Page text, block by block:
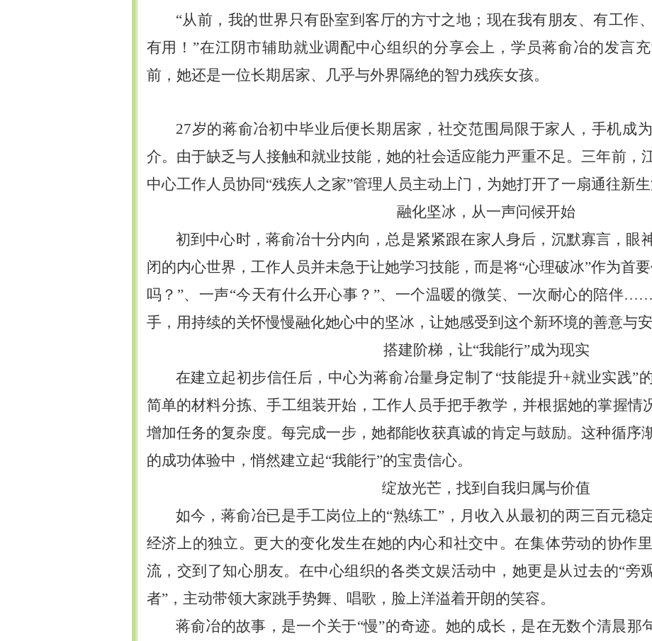
“从前，我的世界只有卧室到客厅的方寸之地；现在我有朋友、有工作
有用！”在江阴市辅助就业调配中心组织的分享会上，学员蒋俞冶的发言
前，她还是一位长期居家、几乎与外界隔绝的智力残疾女孩。
27岁的蒋俞冶初中毕业后便长期居家，社交范围局限于家人，手机成
介。由于缺乏与人接触和就业技能，她的社会适应能力严重不足。三年前，
中心工作人员协同“残疾人之家”管理人员主动上门，为她打开了一扇通往新生
融化坚冰，从一声问候开始
初到中心时，蒋俞冶十分内向，总是紧紧跟在家人身后，沉默寡言，眼
闭的内心世界，工作人员并未急于让她学习技能，而是将“心理破冰”作为首
吗？”、一声“今天有什么开心事？”、一个温暖的微笑、一次耐心的陪伴
手，用持续的关怀慢慢融化她心中的坚冰，让她感受到这个新环境的善意与安
搭建阶梯，让“我能行”成为现实
在建立起初步信任后，中心为蒋俞冶量身定制了 “技能提升+就业实践”
简单的材料分拣、手工组装开始，工作人员手把手教学，并根据她的掌握情
增加任务的复杂度。每完成一步，她都能收获真诚的肯定与鼓励。这种循序
的成功体验中，悄然建立起“我能行”的宝贵信心。
绽放光芒，找到自我归属与价值
如今，蒋俞冶已是手工岗位上的“熟练工”，月收入从最初的两三百元稳
经济上的独立。更大的变化发生在她的内心和社交中。在集体劳动的协作
流，交到了知心朋友。在中心组织的各类文娱活动中，她更是从过去的“旁
者”，主动带领大家跳手势舞、唱歌，脸上洋溢着开朗的笑容。
蒋俞冶的故事，是一个关于“慢”的奇迹。她的成长，是在无数个清晨那